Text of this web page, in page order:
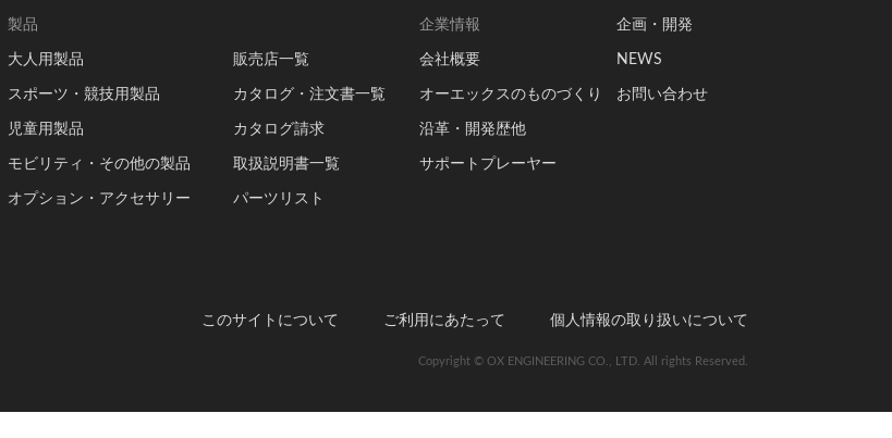
製品
大人用製品
スポーツ・競技用製品
児童用製品
モビリティ・その他の製品
オプション・アクセサリー
販売店一覧
カタログ・注文書一覧
カタログ請求
取扱説明書一覧
パーツリスト
企業情報
会社概要
オーエックスのものづくり
沿革・開発歴他
サポートプレーヤー
企画・開発
NEWS
お問い合わせ
このサイトについて ご利用にあたって 個人情報の取り扱いについて
Copyright © OX ENGINEERING CO., LTD. All rights Reserved.